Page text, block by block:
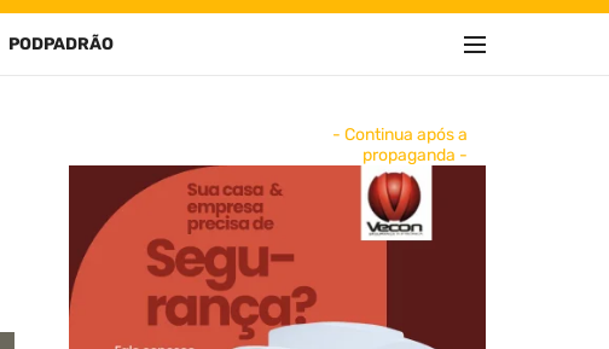
PODPADRÃO
- Continua após a
propaganda -